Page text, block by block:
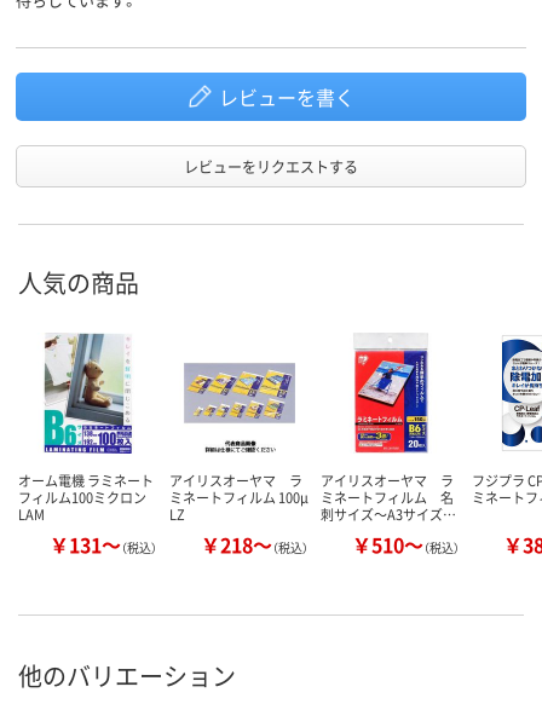
レビューを書く
レビューをリクエストする
人気の商品
オーム電機 ラミネート
フィルム100ミクロン
LAM
￥131～（税込）
アイリスオーヤマ ラ
ミネートフィルム 100μ
LZ
￥218～（税込）
アイリスオーヤマ ラ
ミネートフィルム 名
刺サイズ～A3サイズ…
￥510～（税込）
フジプラ
ミネート
￥
他のバリエーション